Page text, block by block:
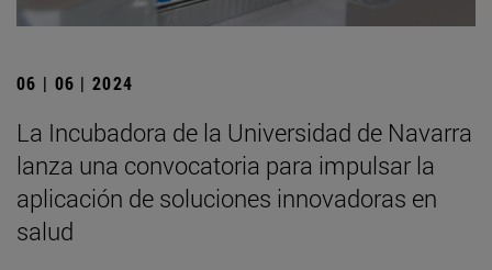
06 | 06 | 2024
La Incubadora de la Universidad de Navarra
lanza una convocatoria para impulsar la
aplicación de soluciones innovadoras en
salud